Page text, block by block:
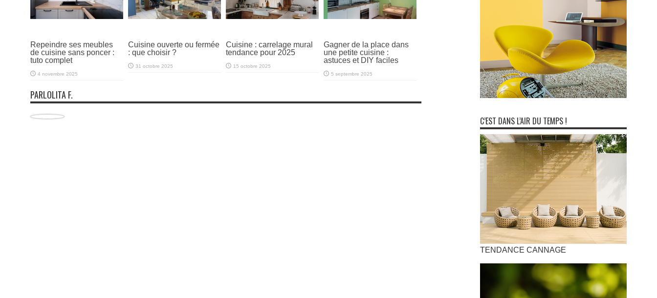
Repeindre ses meubles
de cuisine sans poncer :
tuto complet
4 novembre 2025
Cuisine ouverte ou fermée
: que choisir ?
31 octobre 2025
Cuisine : carrelage mural
tendance pour 2025
15 octobre 2025
Gagner de la place dans
une petite cuisine :
astuces et DIY faciles
5 septembre 2025
PARLOLITA F.
C’EST DANS L’AIR DU TEMPS !
TENDANCE CANNAGE